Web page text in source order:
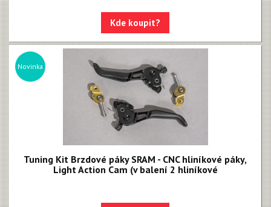
Kde koupit?
Novinka
Tuning Kit Brzdové páky SRAM - CNC hliníkové páky,
Light Action Cam (v balení 2 hliníkové